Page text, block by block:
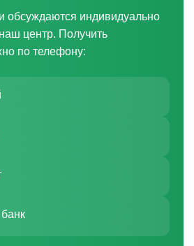
обсуждаются индивидуально
центр. Получить
по телефону: